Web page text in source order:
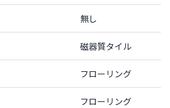
無し
磁器質タイル
フローリング
フローリング